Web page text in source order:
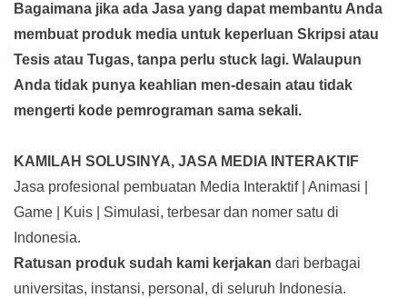
Bagaimana jika ada Jasa yang dapat membantu Anda
membuat produk media untuk keperluan Skripsi atau
Tesis atau Tugas, tanpa perlu stuck lagi. Walaupun
Anda tidak punya keahlian men-desain atau tidak
mengerti kode pemrograman sama sekali.
KAMILAH SOLUSINYA, JASA MEDIA INTERAKTIF
Jasa profesional pembuatan Media Interaktif | Animasi |
Game | Kuis | Simulasi, terbesar dan nomer satu di
Indonesia.
Ratusan produk sudah kami kerjakan dari berbagai
universitas, instansi, personal, di seluruh Indonesia.